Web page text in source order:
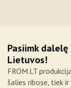
Pasiimk
Lietuvos!
FROM.LT
šalies ribose, tiek